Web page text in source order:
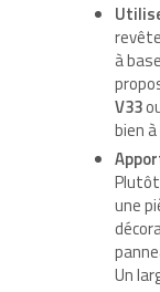
à
V33
bien
une
Un